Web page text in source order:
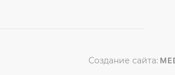
Создание сайта: